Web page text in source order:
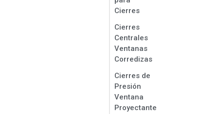
Cierres
Cierres
Centrales
Ventanas
Corredizas
Cierres de
Presión
Ventana
Proyectante